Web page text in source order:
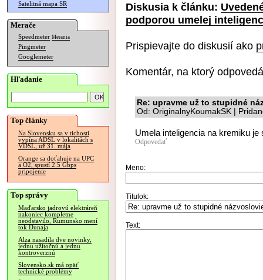
Satelitná mapa SR
Merače
Speedmeter Merania
Pingmeter
Googlemeter
Hľadanie
Top články
Na Slovensku sa v tichosti
vypína ADSL v lokalitách s
VDSL, už 31. mája
Orange sa doťahuje na UPC
a O2, spustí 2.5 Gbps
pripojenie
Top správy
Maďarsko jadrovú elektráreň
nakoniec kompletne
neodstavilo, Rumunsko mení
tok Dunaja
Alza nasadila dve novinky,
jednu užitočnú a jednu
kontroverznú
Slovensko.sk má opäť
technické problémy
Diskusia k článku:
podporou umelej
Prispievajte do diskusií ako
Komentár, na ktorý
Re: upravme už to stupidné
Od: OriginalnyKoumakSK |
Umela inteligencia na kremiku
Odpovedať
Meno:
Titulok:
Text: